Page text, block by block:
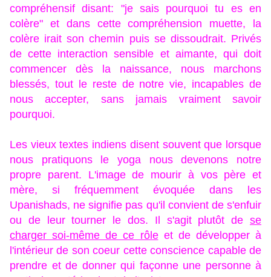
compréhensif disant: "je sais pourquoi tu es en
colère" et dans cette compréhension muette, la
colère irait son chemin puis se dissoudrait. Privés
de cette interaction sensible et aimante, qui doit
commencer dès la naissance, nous marchons
blessés, tout le reste de notre vie, incapables de
nous accepter, sans jamais vraiment savoir
pourquoi.
Les vieux textes indiens disent souvent que lorsque
nous pratiquons le yoga nous devenons notre
propre parent. L'image de mourir à vos père et
mère, si fréquemment évoquée dans les
Upanishads, ne signifie pas qu'il convient de s'enfuir
ou de leur tourner le dos. Il s'agit plutôt de se
charger soi-même de ce rôleet de développer à
l'intérieur de son coeur cette conscience capable de
prendre et de donner qui façonne une personne à